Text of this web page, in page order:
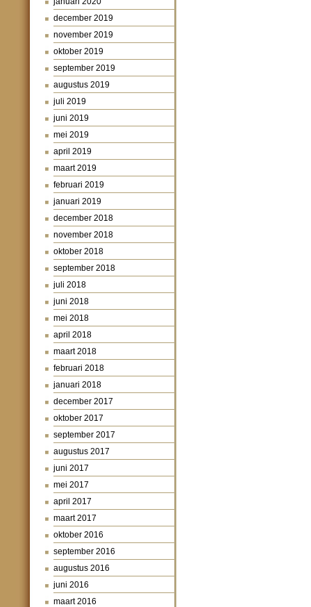
december 2019
november 2019
oktober 2019
september 2019
augustus 2019
juli 2019
juni 2019
mei 2019
april 2019
maart 2019
februari 2019
januari 2019
december 2018
november 2018
oktober 2018
september 2018
juli 2018
juni 2018
mei 2018
april 2018
maart 2018
februari 2018
januari 2018
december 2017
oktober 2017
september 2017
augustus 2017
juni 2017
mei 2017
april 2017
maart 2017
oktober 2016
september 2016
augustus 2016
juni 2016
maart 2016